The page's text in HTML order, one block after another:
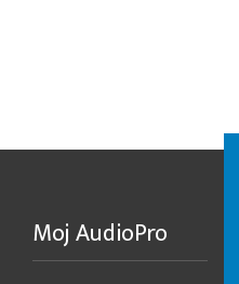
Moj AudioPro